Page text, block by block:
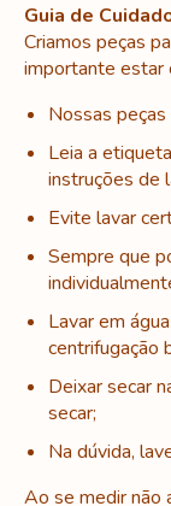
Guia de
Criamos peças
importante estar
Nossas
Leia a
instruções de
Evite lavar
Sempre que
Lavar em
centrifugação
Deixar secar
secar;
Na dúvida,
Ao se medir não